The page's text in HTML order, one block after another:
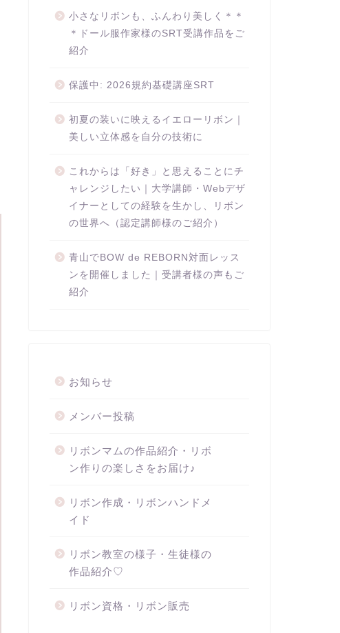
小さなリボンも、ふんわり美しく＊＊
＊ドール服作家様のSRT受講作品をご
紹介
保護中: 2026規約基礎講座SRT
初夏の装いに映えるイエローリボン｜
美しい立体感を自分の技術に
これからは「好き」と思えることにチ
ャレンジしたい｜大学講師・Webデザ
イナーとしての経験を生かし、リボン
の世界へ（認定講師様のご紹介）
青山でBOW de REBORN対面レッス
ンを開催しました｜受講者様の声もご
紹介
お知らせ
メンバー投稿
リボンマムの作品紹介・リボ
ン作りの楽しさをお届け♪
リボン作成・リボンハンドメ
イド
リボン教室の様子・生徒様の
作品紹介♡
リボン資格・リボン販売